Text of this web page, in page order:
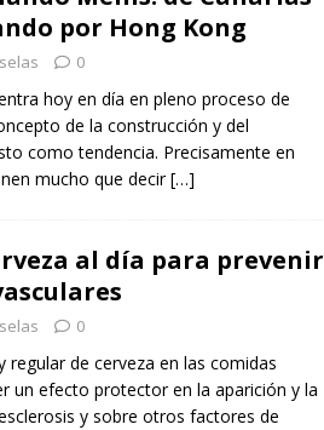
por Hong Kong
0
hoy en día en pleno proceso de
de la construcción y del
como tendencia. Precisamente en
mucho que decir[…]
al día para prevenir
0
regular de cerveza en las comidas
un efecto protector en la aparición y la
y sobre otros factores de